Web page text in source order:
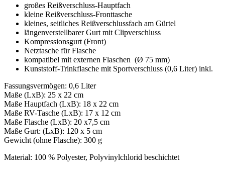
großes Reißverschluss-Hauptfach
kleine Reißverschluss-Fronttasche
kleines, seitliches Reißverschlussfach am Gürtel
längenverstellbarer Gurt mit Clipverschluss
Kompressionsgurt (Front)
Netztasche für Flasche
kompatibel mit externen Flaschen (Ø 75 mm)
Kunststoff-Trinkflasche mit Sportverschluss (0,6 Liter) inkl.
Fassungsvermögen: 0,6 Liter
Maße (LxB): 25 x 22 cm
Maße Hauptfach (LxB): 18 x 22 cm
Maße RV-Tasche (LxB): 17 x 12 cm
Maße Flasche (LxB): 20 x7,5 cm
Maße Gurt: (LxB): 120 x 5 cm
Gewicht (ohne Flasche): 300 g
Material: 100 % Polyester, Polyvinylchlorid beschichtet